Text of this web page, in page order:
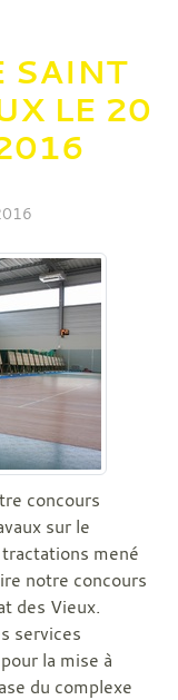
SAINT
LE 20
concours
sur le
mené
notre concours
des Vieux.
services
la mise à
du complexe